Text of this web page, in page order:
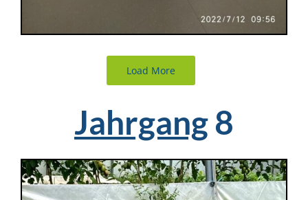
Load More
Jahrgang8